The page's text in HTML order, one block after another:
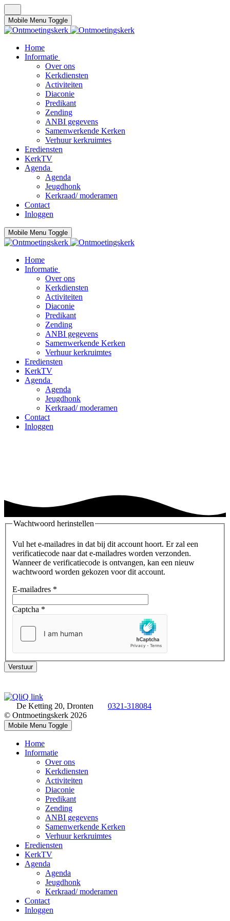
Mobile Menu Toggle
Home
Informatie
Over ons
Kerkdiensten
Activiteiten
Diaconie
Predikant
Zending
ANBI gegevens
Samenwerkende Kerken
Verhuur kerkruimtes
Erediensten
KerkTV
Agenda
Agenda
Jeugdhonk
Kerkraad/ moderamen
Contact
Inloggen
Mobile Menu Toggle
Home
Informatie
Over ons
Kerkdiensten
Activiteiten
Diaconie
Predikant
Zending
ANBI gegevens
Samenwerkende Kerken
Verhuur kerkruimtes
Erediensten
KerkTV
Agenda
Agenda
Jeugdhonk
Kerkraad/ moderamen
Contact
Inloggen
Wachtwoord herinstellen
Vul het e-mailadres in dat bij dit account hoort. Er zal een
verificatiecode naar dat e-mailadres worden verzonden.
Wanneer de verificatiecode is ontvangen, kan een nieuw
wachtwoord worden gekozen voor dit account.
E-mailadres *
Captcha *
Verstuur
De Ketting 20, Dronten
0321-318084
© Ontmoetingskerk 2026
Mobile Menu Toggle
Home
Informatie
Over ons
Kerkdiensten
Activiteiten
Diaconie
Predikant
Zending
ANBI gegevens
Samenwerkende Kerken
Verhuur kerkruimtes
Erediensten
KerkTV
Agenda
Agenda
Jeugdhonk
Kerkraad/ moderamen
Contact
Inloggen